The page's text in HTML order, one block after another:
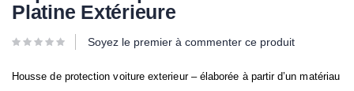
Platine Extérieure
Soyez le premier à commenter ce produit
Housse de protection voiture exterieur – élaborée à partir d’un matériau